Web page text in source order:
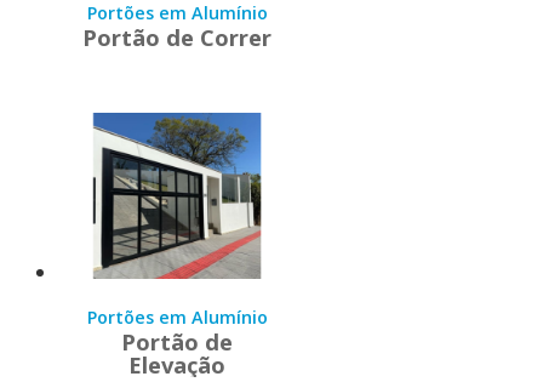
Portões em Alumínio
Portão de Correr
Portões em Alumínio
Portão de
Elevação